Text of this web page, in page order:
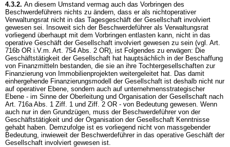
4.3.2. An diesem Umstand vermag auch das Vorbringen des
Beschwerdeführers nichts zu ändern, dass er als nichtoperativer
Verwaltungsrat nicht in das Tagesgeschäft der Gesellschaft involviert
gewesen sei. Insoweit sich der Beschwerdeführer als Verwaltungsrat
vorliegend überhaupt mit dem Vorbringen entlasten kann, nicht in das
operative Geschäft der Gesellschaft involviert gewesen zu sein (vgl. Art.
716b OR i.V.m. Art. 754 Abs. 2 OR), ist Folgendes zu erwägen: Die
Geschäftstätigkeit der Gesellschaft hat hauptsächlich in der Beschaffung
von Finanzmitteln bestanden, die sie an ihre Tochtergesellschaften zur
Finanzierung von Immobilienprojekten weitergeleitet hat. Das damit
einhergehende Finanzierungsmodell der Gesellschaft ist deshalb nicht nur
auf operativer Ebene, sondern auch auf unternehmensstrategischer
Ebene - im Sinne der Oberleitung und Organisation der Gesellschaft nach
Art. 716a Abs. 1 Ziff. 1 und Ziff. 2 OR - von Bedeutung gewesen. Wenn
auch nur in den Grundzügen, muss der Beschwerdeführer von der
Geschäftstätigkeit und der Organisation der Gesellschaft Kenntnisse
gehabt haben. Demzufolge ist es vorliegend nicht von massgebender
Bedeutung, inwieweit der Beschwerdeführer in das operative Geschäft der
Gesellschaft involviert gewesen ist.